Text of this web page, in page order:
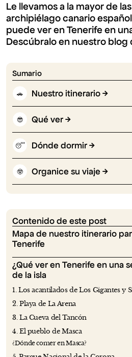
Le llevamos a la mayor de
archipiélago canario
puede ver en Tenerife en
Descúbralo en nuestro blog
Sumario
🚗 Nuestro itinerario
😎 Qué ver
😴 Dónde dormir
🤓 Organice su viaje
Contenido de este post
Mapa de nuestro itinerario
Tenerife
¿Qué ver en Tenerife en una
de la isla
1. Los acantilados de Los Gigantes y
2. Playa de La Arena
3. La Cueva del Tancón
4. El pueblo de Masca
¿Dónde comer en Masca?